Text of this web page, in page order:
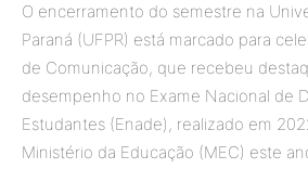
O encerramento do semestre na
Paraná (UFPR) está marcado para
de Comunicação, que recebeu
desempenho no Exame Nacional de
Estudantes (Enade), realizado em
Ministério da Educação (MEC) este